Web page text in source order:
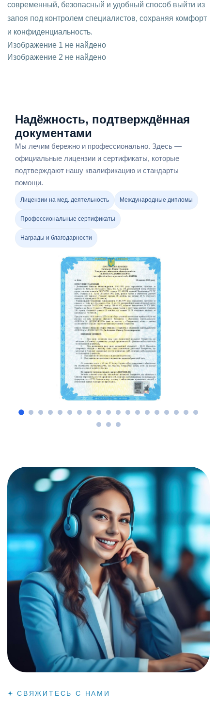
современный, безопасный и удобный способ выйти из
запоя под контролем специалистов, сохраняя комфорт
и конфиденциальность.
Изображение 1 не найдено
Изображение 2 не найдено
Надёжность, подтверждённая
документами
Мы лечим бережно и профессионально. Здесь —
официальные лицензии и сертификаты, которые
подтверждают нашу квалификацию и стандарты
помощи.
Лицензии на мед. деятельность Международные дипломы
Профессиональные сертификаты
Награды и благодарности
СВЯЖИТЕСЬ С НАМИ